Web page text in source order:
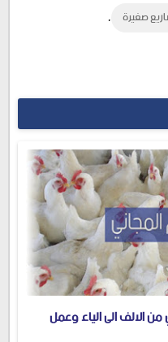
صغيرة ,
الالف الى الياء وعمل